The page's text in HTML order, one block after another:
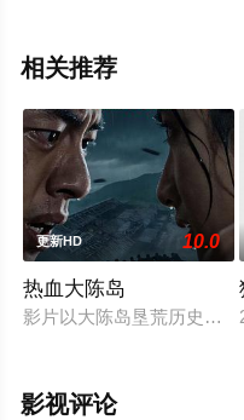
相关推荐
更新HD 10.0
热血大陈岛
影片以大陈岛垦荒历史为
影视评论